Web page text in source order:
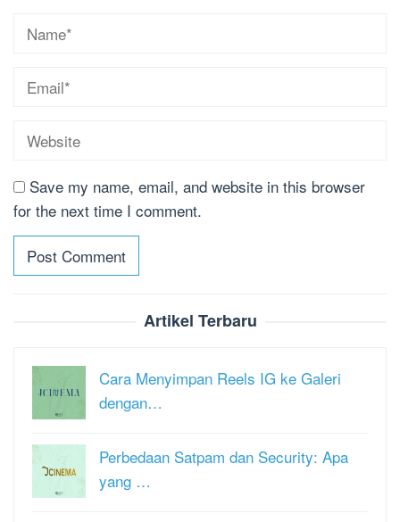
Save my name, email, and website in this browser
for the next time I comment.
Artikel Terbaru
Cara Menyimpan Reels IG ke Galeri
dengan…
Perbedaan Satpam dan Security: Apa
yang …